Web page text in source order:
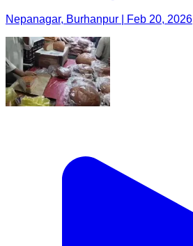
Nepanagar, Burhanpur | Feb 20, 2026